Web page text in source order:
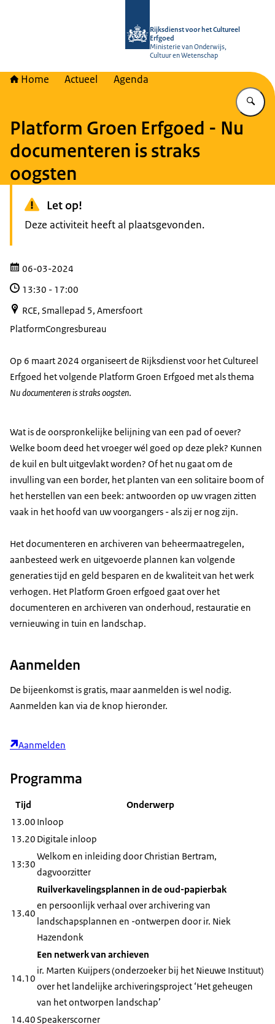
Rijksdienst voor het Cultureel
Erfgoed
Ministerie van Onderwijs,
Cultuur en Wetenschap
Home Actueel Agenda
Platform Groen Erfgoed - Nu
documenteren is straks
oogsten
Let op!
Deze activiteit heeft al plaatsgevonden.
06-03-2024
13:30 - 17:00
RCE, Smallepad 5, Amersfoort
PlatformCongresbureau
Op 6 maart 2024 organiseert de Rijksdienst voor het Cultureel
Erfgoed het volgende Platform Groen Erfgoed met als thema
Nu documenteren is straks oogsten.
Wat is de oorspronkelijke belijning van een pad of oever?
Welke boom deed het vroeger wél goed op deze plek? Kunnen
de kuil en bult uitgevlakt worden? Of het nu gaat om de
invulling van een border, het planten van een solitaire boom of
het herstellen van een beek: antwoorden op uw vragen zitten
vaak in het hoofd van uw voorgangers - als zij er nog zijn.
Het documenteren en archiveren van beheermaatregelen,
aanbesteed werk en uitgevoerde plannen kan volgende
generaties tijd en geld besparen en de kwaliteit van het werk
verhogen. Het Platform Groen erfgoed gaat over het
documenteren en archiveren van onderhoud, restauratie en
vernieuwing in tuin en landschap.
Aanmelden
De bijeenkomst is gratis, maar aanmelden is wel nodig.
Aanmelden kan via de knop hieronder.
Aanmelden
Programma
Tijd
Onderwerp
13.00 Inloop
13.20 Digitale inloop
13:30
Welkom en inleiding door Christian Bertram,
dagvoorzitter
13.40
Ruilverkavelingsplannen in de oud-papierbak
en persoonlijk verhaal over archivering van
landschapsplannen en -ontwerpen door ir. Niek
Hazendonk
14.10
Een netwerk van archieven
ir. Marten Kuijpers (onderzoeker bij het Nieuwe Instituut)
over het landelijke archiveringsproject ‘Het geheugen
van het ontworpen landschap’
14.40Speakerscorner